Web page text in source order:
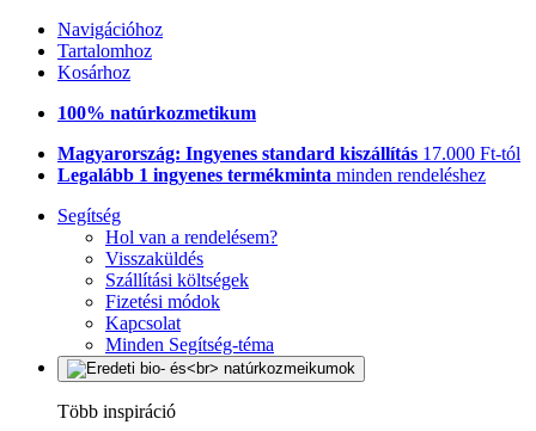
Navigációhoz
Tartalomhoz
Kosárhoz
100% natúrkozmetikum
Magyarország: Ingyenes standard kiszállítás 17.000 Ft-tól
Legalább 1 ingyenes termékminta minden rendeléshez
Segítség
Hol van a rendelésem?
Visszaküldés
Szállítási költségek
Fizetési módok
Kapcsolat
Minden Segítség-téma
Több inspiráció